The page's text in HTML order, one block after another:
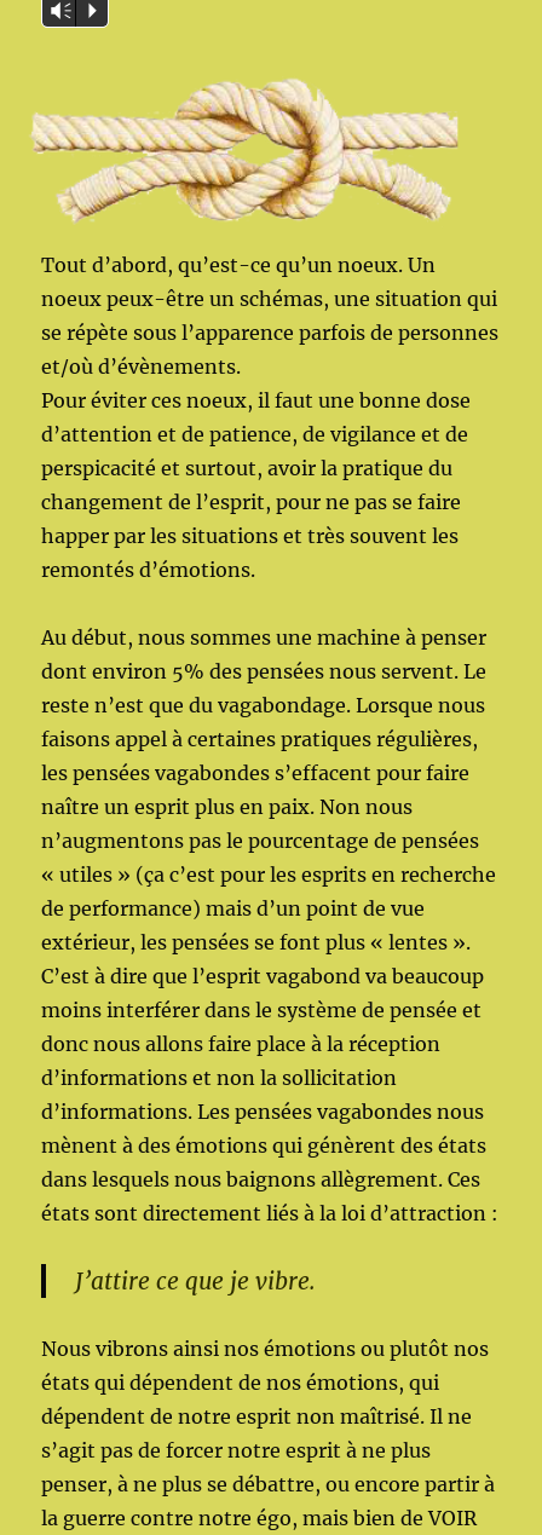
Vm P
Tout d’abord, qu’est-ce qu’un noeux. Un
noeux peux-être un schémas, une situation qui
se répète sous l’apparence parfois de personnes
et/où d’évènements.
Pour éviter ces noeux, il faut une bonne dose
d’attention et de patience, de vigilance et de
perspicacité et surtout, avoir la pratique du
changement de l’esprit, pour ne pas se faire
happer par les situations et très souvent les
remontés d’émotions.
Au début, nous sommes une machine à penser
dont environ 5% des pensées nous servent. Le
reste n’est que du vagabondage. Lorsque nous
faisons appel à certaines pratiques régulières,
les pensées vagabondes s’effacent pour faire
naître un esprit plus en paix. Non nous
n’augmentons pas le pourcentage de pensées
« utiles » (ça c’est pour les esprits en recherche
de performance) mais d’un point de vue
extérieur, les pensées se font plus « lentes ».
C’est à dire que l’esprit vagabond va beaucoup
moins interférer dans le système de pensée et
donc nous allons faire place à la réception
d’informations et non la sollicitation
d’informations. Les pensées vagabondes nous
mènent à des émotions qui génèrent des états
dans lesquels nous baignons allègrement. Ces
états sont directement liés à la loi d’attraction :
J’attire ce que je vibre.
Nous vibrons ainsi nos émotions ou plutôt nos
états qui dépendent de nos émotions, qui
dépendent de notre esprit non maîtrisé. Il ne
s’agit pas de forcer notre esprit à ne plus
penser, à ne plus se débattre, ou encore partir à
la guerre contre notre égo, mais bien de VOIR